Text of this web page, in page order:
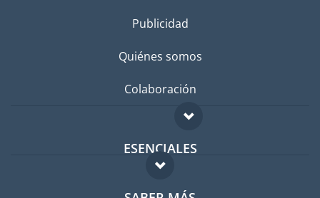
Publicidad
Quiénes somos
Colaboración
ESENCIALES
Foro para expatriados